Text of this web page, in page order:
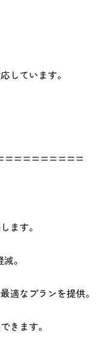
しています。
ます。
。
適なプランを提供。
きます。